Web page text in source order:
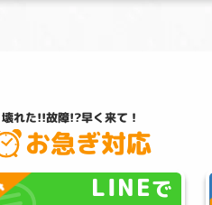
壊れた!!故障!?早く来て！
お急ぎ対応
LINEで